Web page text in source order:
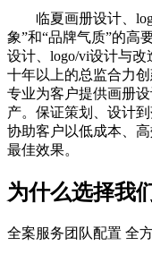
临夏画册设计、
象”和“品牌气质”的高
设计、logo/vi设计与
十年以上的总监合力
专业为客户提供画册
产。保证策划、设计
协助客户以低成本、
最佳效果。
为什么选择我
全案服务团队配置 全